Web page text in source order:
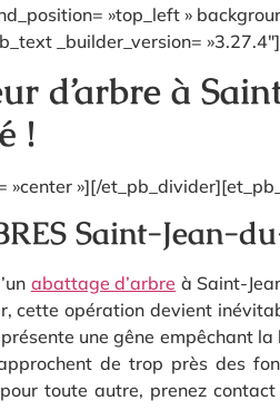
»top_left »
_builder_version= »3.27.4″]
d’arbre à
!
»][/
Saint-Jean-
abattage d’arbre à Saint-
cette opération devient
une gêne empêchant
de trop près des
toute autre, prenez